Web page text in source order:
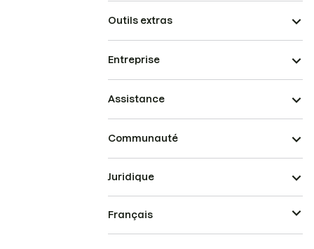
Outils extras
Entreprise
Assistance
Communauté
Juridique
Français